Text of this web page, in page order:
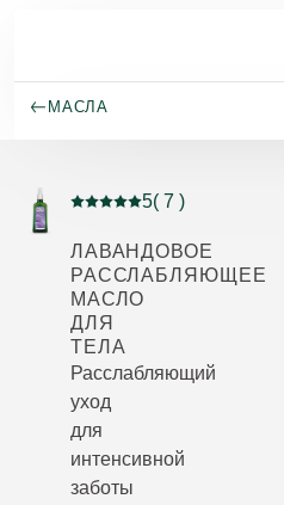
МАСЛА
Current rating: 5 out of 5
5( 7 )
ЛАВАНДОВОЕ
РАССЛАБЛЯЮЩЕЕ
МАСЛО
ДЛЯ
ТЕЛА
Расслабляющий
уход
для
интенсивной
заботы